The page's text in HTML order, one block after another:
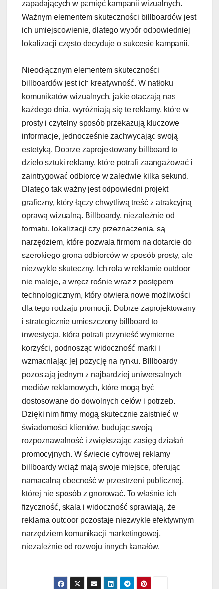
zapadających w pamięć kampanii wizualnych.
Ważnym elementem skuteczności billboardów jest
ich umiejscowienie, dlatego wybór odpowiedniej
lokalizacji często decyduje o sukcesie kampanii.
Nieodłącznym elementem skuteczności
billboardów jest ich kreatywność. W natłoku
komunikatów wizualnych, jakie otaczają nas
każdego dnia, wyróżniają się te reklamy, które w
prosty i czytelny sposób przekazują kluczowe
informacje, jednocześnie zachwycając swoją
estetyką. Dobrze zaprojektowany billboard to
dzieło sztuki reklamy, które potrafi zaangażować i
zaintrygować odbiorcę w zaledwie kilka sekund.
Dlatego tak ważny jest odpowiedni projekt
graficzny, który łączy chwytliwą treść z atrakcyjną
oprawą wizualną. Billboardy, niezależnie od
formatu, lokalizacji czy przeznaczenia, są
narzędziem, które pozwala firmom na dotarcie do
szerokiego grona odbiorców w sposób prosty, ale
niezwykle skuteczny. Ich rola w reklamie outdoor
nie maleje, a wręcz rośnie wraz z postępem
technologicznym, który otwiera nowe możliwości
dla tego rodzaju promocji. Dobrze zaprojektowany
i strategicznie umieszczony billboard to
inwestycja, która potrafi przynieść wymierne
korzyści, podnosząc widoczność marki i
wzmacniając jej pozycję na rynku. Billboardy
pozostają jednym z najbardziej uniwersalnych
mediów reklamowych, które mogą być
dostosowane do dowolnych celów i potrzeb.
Dzięki nim firmy mogą skutecznie zaistnieć w
świadomości klientów, budując swoją
rozpoznawalność i zwiększając zasięg działań
promocyjnych. W świecie cyfrowej reklamy
billboardy wciąż mają swoje miejsce, oferując
namacalną obecność w przestrzeni publicznej,
której nie sposób zignorować. To właśnie ich
fizyczność, skala i widoczność sprawiają, że
reklama outdoor pozostaje niezwykle efektywnym
narzędziem komunikacji marketingowej,
niezależnie od rozwoju innych kanałów.